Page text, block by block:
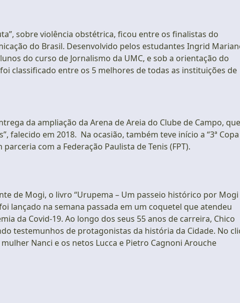
sobre violência obstétrica, ficou entre os finalistas do
do Brasil. Desenvolvido pelos estudantes Ingrid
do curso de Jornalismo da UMC, e sob a orientação do
classificado entre os 5 melhores de todas as instituições de
da ampliação da Arena de Areia do Clube de Campo, que
falecido em 2018. Na ocasião, também teve início a “3ª Copa
com a Federação Paulista de Tenis (FPT).
de Mogi, o livro “Urupema – Um passeio histórico por Mogi
lançado na semana passada em um coquetel que atendeu
da Covid-19. Ao longo dos seus 55 anos de carreira, Chico
testemunhos de protagonistas da história da Cidade. No
Nanci e os netos Lucca e Pietro Cagnoni Arouche